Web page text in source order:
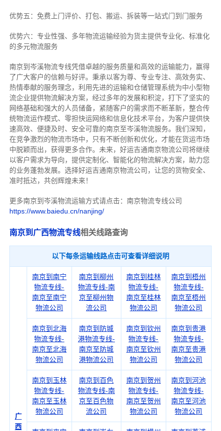
优势五：免费上门评价、打包、搬运、拆装等一站式门到门服务
优势六：专业性强、多年物流运输经验为货主提供专业化、标准化
的多元物流服务
南京到岑溪物流专线凭借卓越的服务质量和高效的运输能力，赢得
了广大客户的信赖与好评。 秉承以客为尊、专业专注、高效务实、
热情奉献的服务理念，利用先进的运输和仓储管理系统为中小型物
流企业提供物流解决方案，经过多年的发展和积淀，打下了坚实的
网络基础和强大的人员储备，紧随客户的需求而不断革新，整合传
统物流运作模式、零担快运网络和信息化技术平台，为客户提供快
速高效、便捷及时、安全可靠的南京至岑溪物流服务。 我们深知，
在竞争激烈的物流市场中，只有不断创新和优化，才能在货运市场
中脱颖而出，获得更多合作。 未来，好运吉通南京物流公司将继续
以客户需求为导向，提供定制化、智能化的物流解决方案，助力您
的业务蓬勃发展。选择好运吉通南京物流公司，让您的货物安全、
准时抵达，共创辉煌未来！
更多南京到岑溪物流运输方式请点击：南京物流专线公司
https://www.baiedu.cn/nanjing/
南京到广西物流专线相关线路查询
以下每条运输线路点击可查看详细说明
广
西
南京到南宁
物流专线-
南京至南宁
物流公司
南京到柳州
物流专线-南
京至柳州物
流公司
南京到桂林
物流专线-
南京至桂林
物流公司
南京到梧州
物流专线-
南京至梧州
物流公司
南京到北海
物流专线-
南京至北海
物流公司
南京到防城
港物流专线-
南京至防城
港物流公司
南京到钦州
物流专线-
南京至钦州
物流公司
南京到贵港
物流专线-
南京至贵港
物流公司
南京到玉林
物流专线-
南京至玉林
物流公司
南京到百色
物流专线-南
京至百色物
流公司
南京到贺州
物流专线-
南京至贺州
物流公司
南京到河池
物流专线-
南京至河池
物流公司